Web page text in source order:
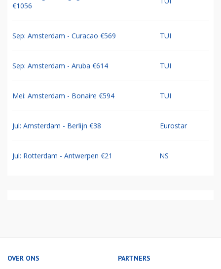
€1056
Sep: Amsterdam - Curacao €569 TUI
Sep: Amsterdam - Aruba €614 TUI
Mei: Amsterdam - Bonaire €594 TUI
Jul: Amsterdam - Berlijn €38 Eurostar
Jul: Rotterdam - Antwerpen €21 NS
OVER ONS PARTNERS